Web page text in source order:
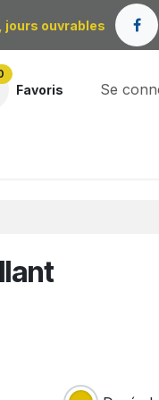
jours ouvrables
Favoris Se